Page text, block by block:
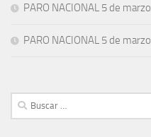
PARO NACIONAL 5 de marzo
PARO NACIONAL 5 de marzo
Buscar: